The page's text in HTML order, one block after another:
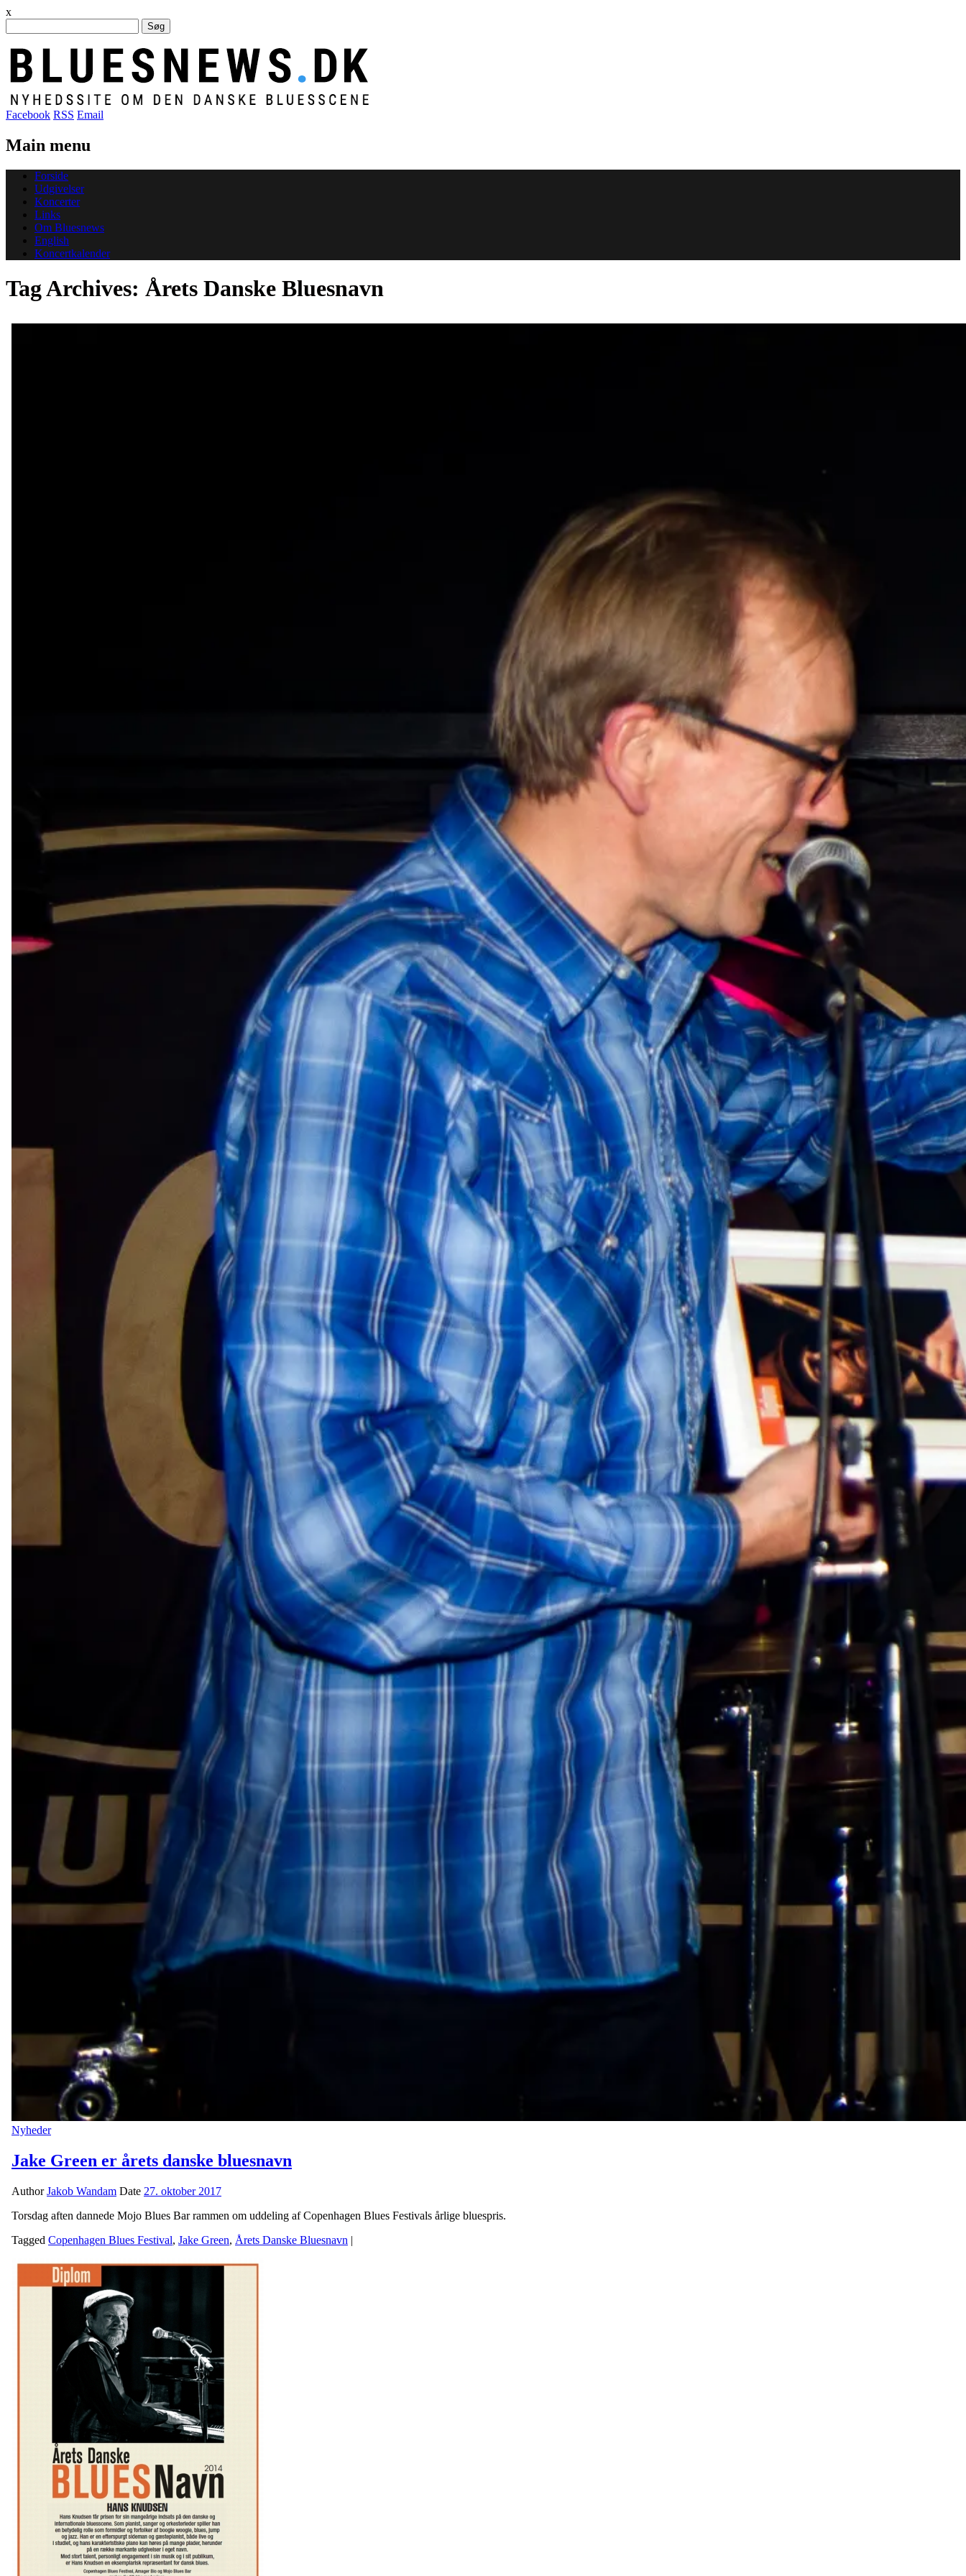
x
efter:
Facebook RSS Email
Main menu
Skip
content
Forside
Udgivelser
Koncerter
Links
Om Bluesnews
English
Koncertkalender
Tag Archives: Årets Danske Bluesnavn
Nyheder
Jake Green er årets danske bluesnavn
AuthorJakob Wandam Date 27. oktober 2017
Torsdag aften dannede Mojo Blues Bar rammen om uddeling af Copenhagen Blues Festivals årlige bluespris.
Tagged Copenhagen Blues Festival, Jake Green, Årets Danske Bluesnavn |